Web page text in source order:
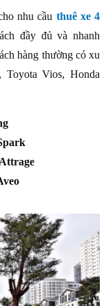
nhu cầu thuê xe 4
đầy đủ và nhanh
hàng thường có xu
Vios, Honda